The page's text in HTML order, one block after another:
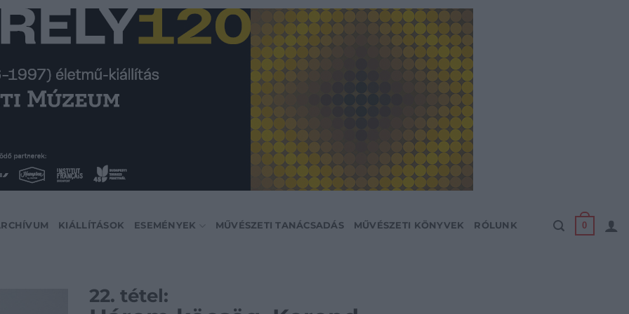
KIÁLLÍTÁSOK ESEMÉNYEK MŰVÉSZETI TANÁCSADÁS MŰVÉSZETI KÖNYVEK RÓLUNK 0
22. tétel: